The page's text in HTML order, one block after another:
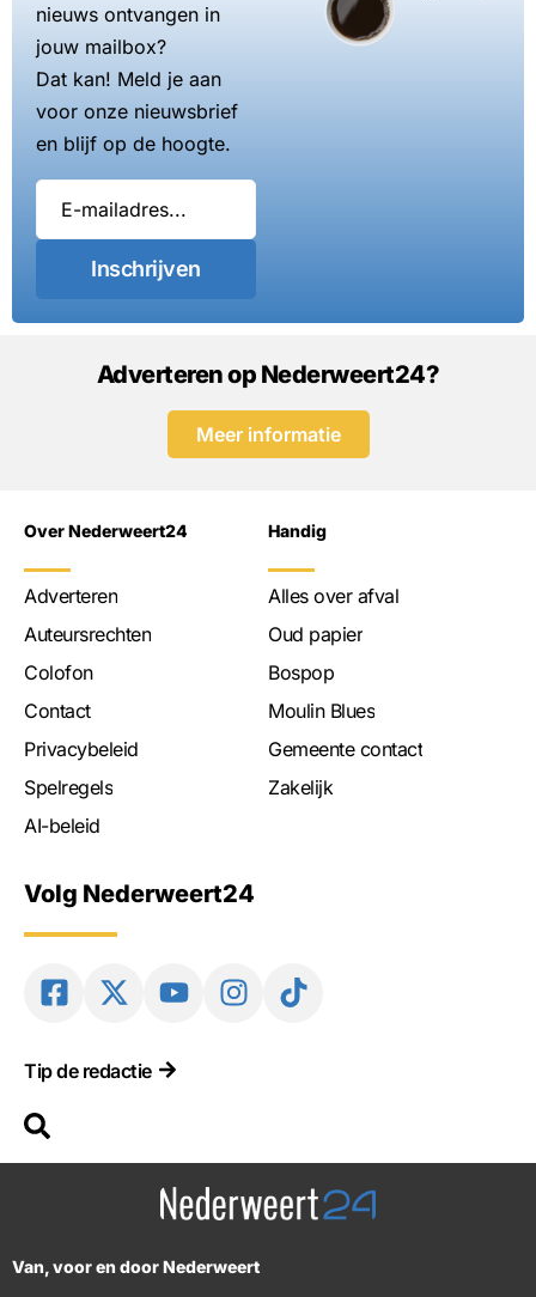
nieuws ontvangen in
jouw mailbox?
Dat kan! Meld je aan
voor onze nieuwsbrief
en blijf op de hoogte.
Inschrijven
Adverteren op Nederweert24?
Meer informatie
Over Nederweert24
Adverteren
Auteursrechten
Colofon
Contact
Privacybeleid
Spelregels
AI-beleid
Handig
Alles over afval
Oud papier
Bospop
Moulin Blues
Gemeente contact
Zakelijk
Volg Nederweert24
Tip de redactie
Van, voor en door Nederweert